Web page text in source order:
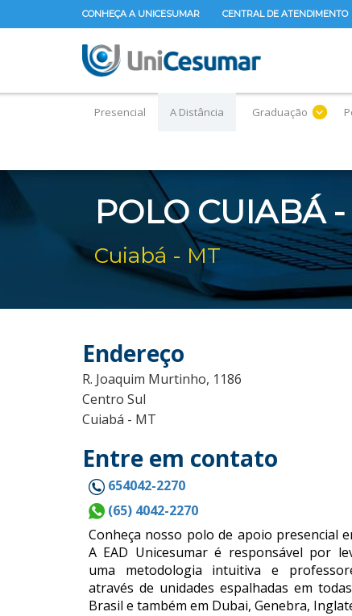
CONHEÇA A UNICESUMAR CENTRAL DE ATENDIMENTO
Presencial A Distância Graduação
POLO CUIABÁ
Cuiabá - MT
Endereço
R. Joaquim Murtinho, 1186
Centro Sul
Cuiabá - MT
Entre em contato
654042-2270
(65) 4042-2270
Conheça nosso polo de apoio presencial
A EAD Unicesumar é responsável por
uma metodologia intuitiva e
através de unidades espalhadas em
Brasil e também em Dubai, Genebra,